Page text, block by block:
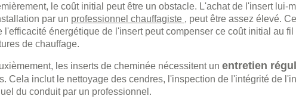
le coût initial peut être un obstacle. L'achat de l'insert lui-
par un professionnel chauffagiste , peut être assez élevé.
l'efficacité énergétique de l'insert peut compenser ce coût initial au
de chauffage.
les inserts de cheminée nécessitent un entretien
Cela inclut le nettoyage des cendres, l'inspection de l'intégrité de
du conduit par un professionnel.